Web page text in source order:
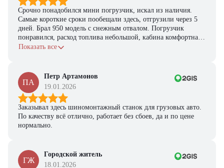
Срочно понадобился мини погрузчик, искал из наличия.
Самые короткие сроки пообещали здесь, отгрузили через 5
дней. Брал 950 модель с снежным отвалом. Погрузчик
понравился, расход топлива небольшой, кабина комфортная,
с задачами справляется.
Показать все
ПА
Петр Артамонов
19.01.2026
Заказывал здесь шиномонтажный станок для грузовых авто.
По качеству всё отлично, работает без сбоев, да и по цене
нормально.
ГЖ
Городской житель
18.01.2026